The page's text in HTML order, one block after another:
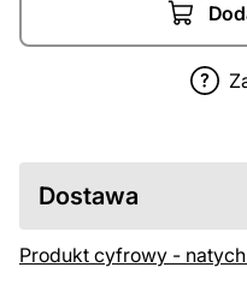
Dostawa
Produkt cyfrowy -